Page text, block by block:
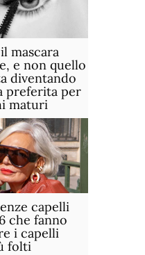
mascara
e non quello
diventando
preferita per
maturi
capelli
che fanno
i capelli
folti